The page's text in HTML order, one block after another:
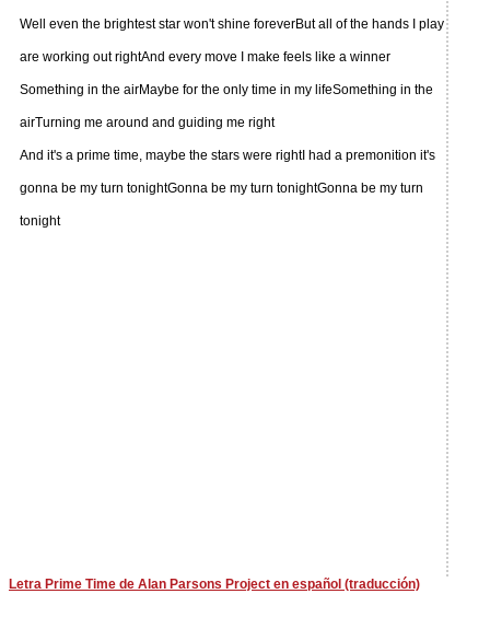
Well even the brightest star won't shine foreverBut all of the hands I play
are working out rightAnd every move I make feels like a winner
Something in the airMaybe for the only time in my lifeSomething in the
airTurning me around and guiding me right
And it's a prime time, maybe the stars were rightI had a premonition it's
gonna be my turn tonightGonna be my turn tonightGonna be my turn
tonight
Letra Prime Time de Alan Parsons Project en español (traducción)